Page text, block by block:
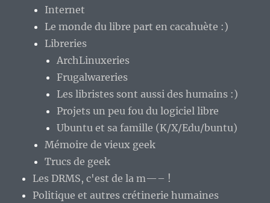
Internet
Le monde du libre part en cacahuète :)
Libreries
ArchLinuxeries
Frugalwareries
Les libristes sont aussi des humains :)
Projets un peu fou du logiciel libre
Ubuntu et sa famille (K/X/Edu/buntu)
Mémoire de vieux geek
Trucs de geek
Les DRMS, c'est de la m—– !
Politique et autres crétinerie humaines